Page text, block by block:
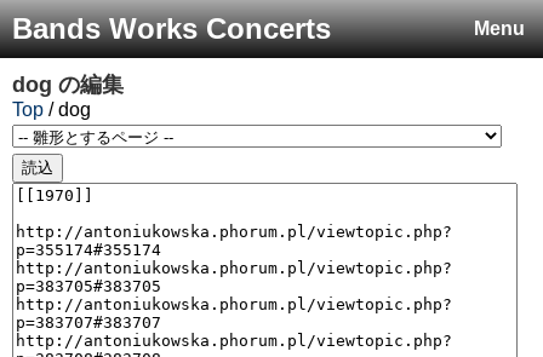
Menu
Bands Works Concerts
dog の編集
Top / dog